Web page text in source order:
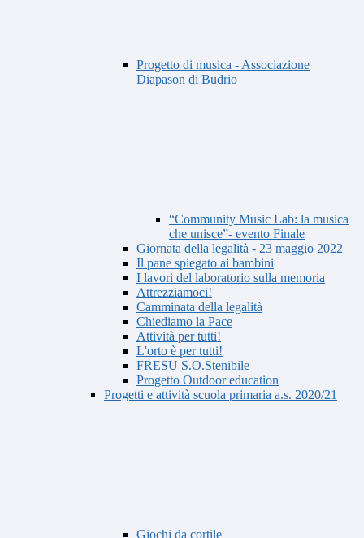
Progetto di musica - Associazione
Diapason di Budrio
“Community Music Lab: la musica
che unisce”- evento Finale
Giornata della legalità - 23 maggio 2022
Il pane spiegato ai bambini
I lavori del laboratorio sulla memoria
Attrezziamoci!
Camminata della legalità
Chiediamo la Pace
Attività per tutti!
L'orto è per tutti!
FRESU S.O.Stenibile
Progetto Outdoor education
Progetti e attività scuola primaria a.s. 2020/21
Giochi da cortile